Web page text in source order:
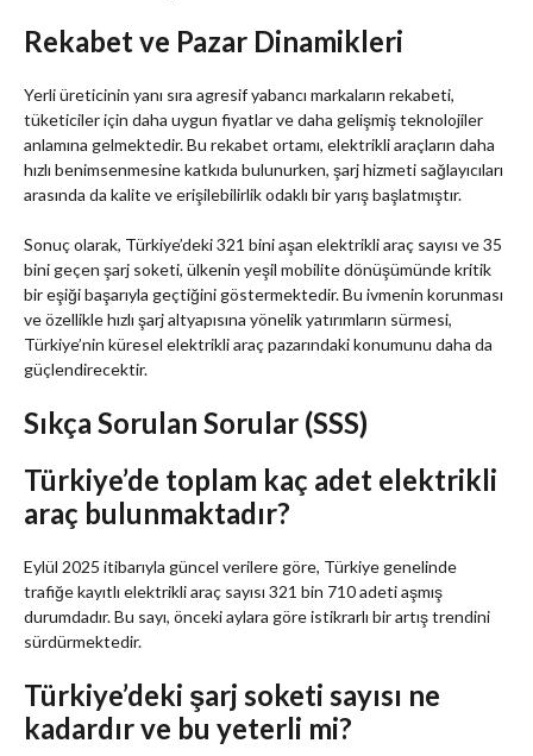
Rekabet ve Pazar Dinamikleri
Yerli üreticinin yanı sıra agresif yabancı markaların rekabeti,
tüketiciler için daha uygun fiyatlar ve daha gelişmiş teknolojiler
anlamına gelmektedir. Bu rekabet ortamı, elektrikli araçların daha
hızlı benimsenmesine katkıda bulunurken, şarj hizmeti sağlayıcıları
arasında da kalite ve erişilebilirlik odaklı bir yarış başlatmıştır.
Sonuç olarak, Türkiye’deki 321 bini aşan elektrikli araç sayısı ve 35
bini geçen şarj soketi, ülkenin yeşil mobilite dönüşümünde kritik
bir eşiği başarıyla geçtiğini göstermektedir. Bu ivmenin korunması
ve özellikle hızlı şarj altyapısına yönelik yatırımların sürmesi,
Türkiye’nin küresel elektrikli araç pazarındaki konumunu daha da
güçlendirecektir.
Sıkça Sorulan Sorular (SSS)
Türkiye’de toplam kaç adet elektrikli
araç bulunmaktadır?
Eylül 2025 itibarıyla güncel verilere göre, Türkiye genelinde
trafiğe kayıtlı elektrikli araç sayısı 321 bin 710 adeti aşmış
durumdadır. Bu sayı, önceki aylara göre istikrarlı bir artış trendini
sürdürmektedir.
Türkiye’deki şarj soketi sayısı ne
kadardır ve bu yeterli mi?